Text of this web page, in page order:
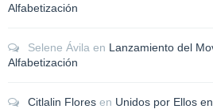
Alfabetización
Selene Ávila en Lanzamiento del
Alfabetización
Citlalin Flores en Unidos por Ellos